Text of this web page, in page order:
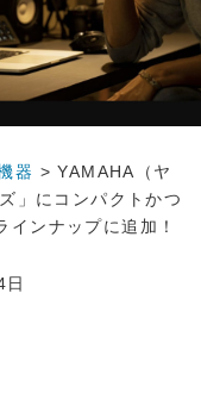
器 >YAMAHA（ヤ
」にコンパクトかつ
ンナップに追加！